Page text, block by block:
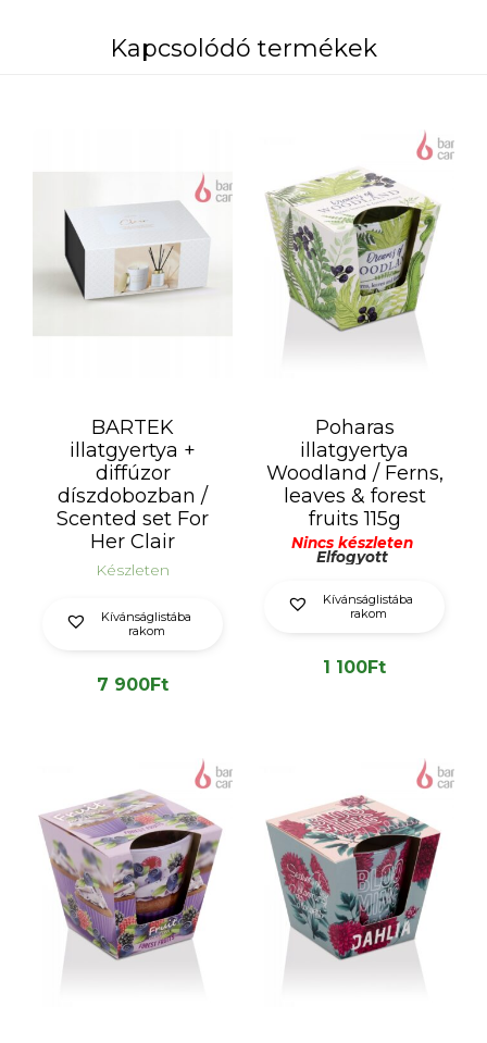
Kapcsolódó termékek
BARTEK
illatgyertya +
diffúzor
díszdobozban /
Scented set For
Her Clair
Készleten
Kívánságlistába
rakom
7 900Ft
Poharas
illatgyertya
Woodland / Ferns,
leaves & forest
fruits 115g
Nincs készleten
Elfogyott
Kívánságlistába
rakom
1 100Ft